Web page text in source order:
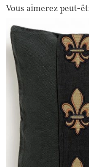
Vous aimerez peut-